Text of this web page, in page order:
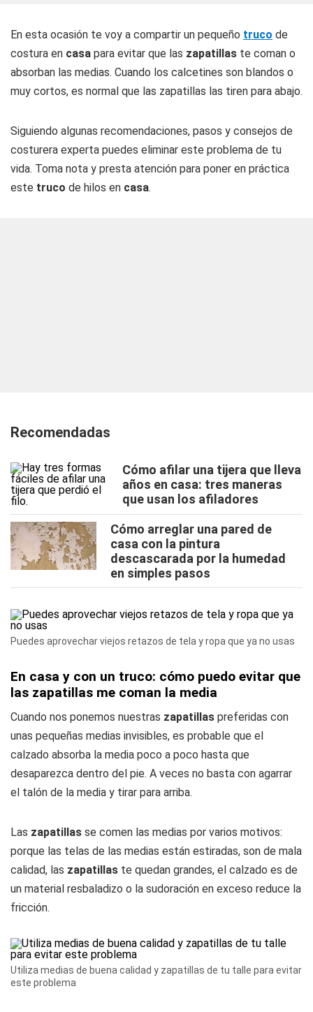
En esta ocasión te voy a compartir un pequeño truco de
costura en casa para evitar que las zapatillas te coman o
absorban las medias. Cuando los calcetines son blandos o
muy cortos, es normal que las zapatillas las tiren para abajo.
Siguiendo algunas recomendaciones, pasos y consejos de
costurera experta puedes eliminar este problema de tu
vida. Toma nota y presta atención para poner en práctica
este truco de hilos en casa.
Recomendadas
Cómo afilar una tijera que lleva
años en casa: tres maneras
que usan los afiladores
Cómo arreglar una pared de
casa con la pintura
descascarada por la humedad
en simples pasos
Puedes aprovechar viejos retazos de tela y ropa que ya no usas
En casa y con un truco: cómo puedo evitar que
las zapatillas me coman la media
Cuando nos ponemos nuestras zapatillas preferidas con
unas pequeñas medias invisibles, es probable que el
calzado absorba la media poco a poco hasta que
desaparezca dentro del pie. A veces no basta con agarrar
el talón de la media y tirar para arriba.
Las zapatillas se comen las medias por varios motivos:
porque las telas de las medias están estiradas, son de mala
calidad, las zapatillas te quedan grandes, el calzado es de
un material resbaladizo o la sudoración en exceso reduce la
fricción.
Utiliza medias de buena calidad y zapatillas de tu talle para evitar
este problema